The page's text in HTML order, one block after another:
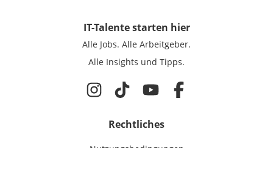
IT-Talentestarten hier
Alle Jobs. Alle Arbeitgeber.
Alle Insights und Tipps.
Rechtliches
Nutzungsbedingungen